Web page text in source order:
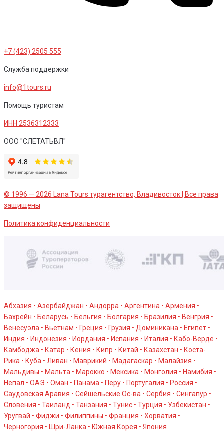
+7 (423) 2505 555
Служба поддержки
info@1tours.ru
Помощь туристам
ИНН 2536312333
ООО "СЛЕТАТЬВЛ"
© 1996 — 2026 Lana Tours турагентство, Владивосток | Все права
защищены
Политика конфиденциальности
Абхазия • Азербайджан • Андорра • Аргентина • Армения •
Бахрейн • Беларусь • Бельгия • Болгария • Бразилия • Венгрия •
Венесуэла • Вьетнам • Греция • Грузия • Доминикана • Египет •
Индия • Индонезия • Иордания • Испания • Италия • Кабо-Верде •
Камбоджа • Катар • Кения • Кипр • Китай • Казахстан • Коста-
Рика • Куба • Ливан • Маврикий • Мадагаскар • Малайзия •
Мальдивы • Мальта • Марокко • Мексика • Монголия • Намибия •
Непал • ОАЭ • Оман • Панама • Перу • Португалия • Россия •
Саудовская Аравия • Сейшельские Оc-ва • Сербия • Сингапур •
Словения • Таиланд • Танзания • Тунис • Турция • Узбекистан •
Уругвай • Фиджи • Филиппины • Франция • Хорватия •
Черногория • Шри-Ланка • Южная Корея • Япония